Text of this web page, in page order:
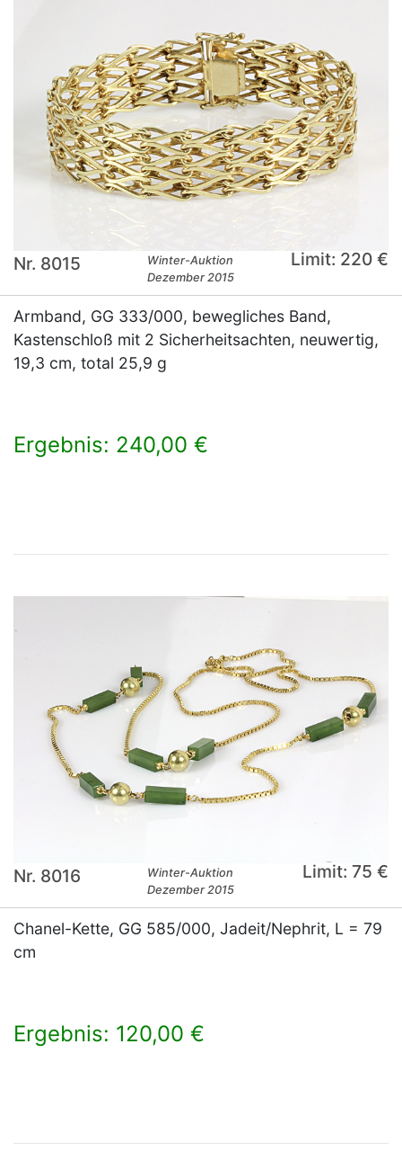
Nr. 8015
Winter-Auktion
Dezember 2015
Limit: 220 €
Armband, GG 333/000, bewegliches Band,
Kastenschloß mit 2 Sicherheitsachten, neuwertig,
19,3 cm, total 25,9 g
Ergebnis: 240,00 €
Nr. 8016
Winter-Auktion
Dezember 2015
Limit: 75 €
Chanel-Kette, GG 585/000, Jadeit/Nephrit, L = 79
cm
Ergebnis: 120,00 €